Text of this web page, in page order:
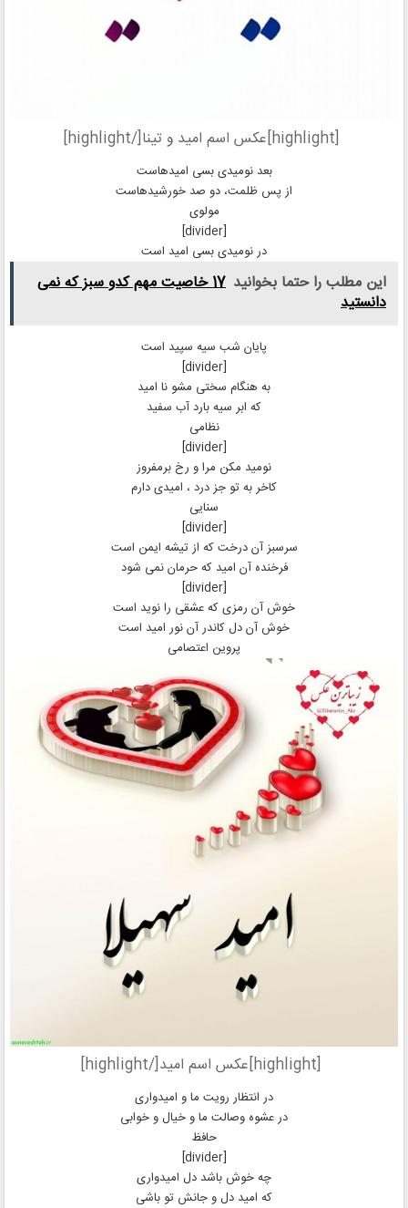
[highlight]عکس اسم امید و تینا[/highlight]
بعد نومیدی بسی امیدهاست
از پس ظلمت، دو صد خورشیدهاست
مولوی
[divider]
در نومیدی بسی امید است
این مطلب را حتما بخوانید
17 خاصیت مهم کدو سبز که نمی
دانستید
پایان شب سیه سپید است
[divider]
به هنگام سختی مشو نا امید
که ابر سیه بارد آب سفید
نظامی
[divider]
نومید مکن مرا و رخ برمفروز
کاخر به تو جز درد ، امیدی دارم
سنایی
[divider]
سرسبز آن درخت که از تیشه ایمن است
فرخنده آن امید که حرمان نمی شود
[divider]
خوش آن رمزی که عشقی را نوید است
خوش آن دل کاندر آن نور امید است
پروین اعتصامی
[highlight]عکس اسم امید[/highlight]
در انتظار رویت ما و امیدواری
در عشوه وصالت ما و خیال و خوابی
حافظ
[divider]
چه خوش باشد دل امیدواری
که امید دل و جانش تو باشی